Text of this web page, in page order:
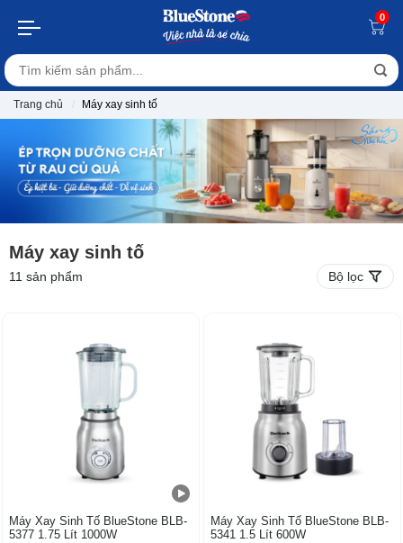
0
Trang chủ Máy xay sinh tố
Máy xay sinh tố
11 sản phẩm Bộ lọc
Máy Xay Sinh Tố BlueStone BLB-
5377 1.75 Lít 1000W
Máy Xay Sinh Tố BlueStone BLB-
5341 1.5 Lít 600W